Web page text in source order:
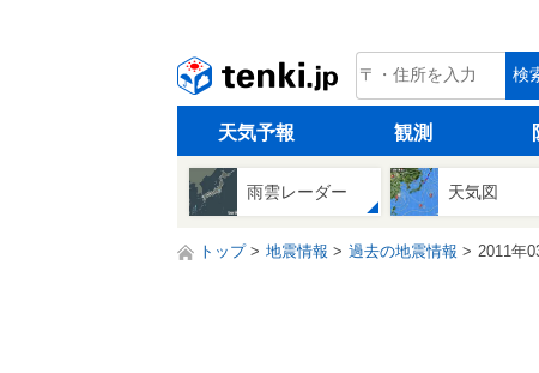
tenki.jp 検
天気予報 観測
雨雲レーダー 天気図
トップ 地震情報 過去の地震情報 2011年